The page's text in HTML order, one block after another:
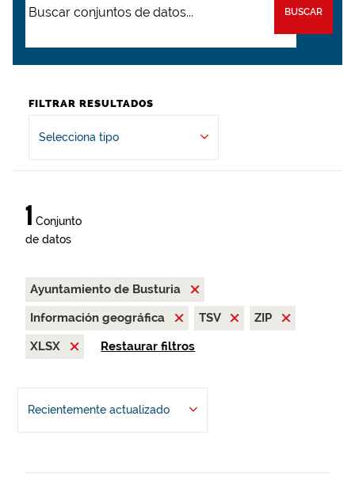
BUSCAR
FILTRAR RESULTADOS
Selecciona tipo
1 Conjunto
de datos
Ayuntamiento de Busturia
Información geográfica
TSV
ZIP
XLSX
Restaurar filtros
Recientemente actualizado